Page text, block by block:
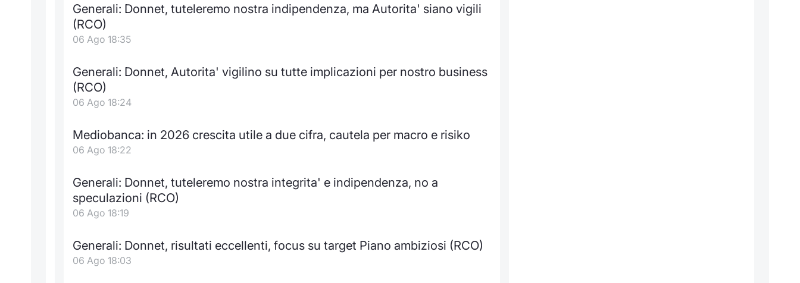
Generali: Donnet, tuteleremo nostra indipendenza, ma Autorita' siano vigili
(RCO)
06 Ago 18:35
Generali: Donnet, Autorita' vigilino su tutte implicazioni per nostro business
(RCO)
06 Ago 18:24
Mediobanca: in 2026 crescita utile a due cifra, cautela per macro e risiko
06 Ago 18:22
Generali: Donnet, tuteleremo nostra integrita' e indipendenza, no a
speculazioni (RCO)
06 Ago 18:19
Generali: Donnet, risultati eccellenti, focus su target Piano ambiziosi (RCO)
06 Ago 18:03